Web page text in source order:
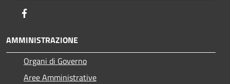
AMMINISTRAZIONE
Organi di Governo
Aree Amministrative